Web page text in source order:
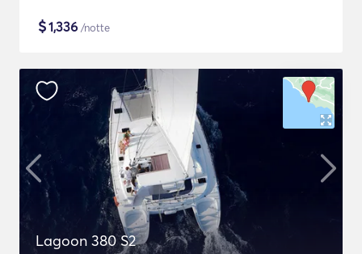
$1,336 /notte
Lagoon 380 S2